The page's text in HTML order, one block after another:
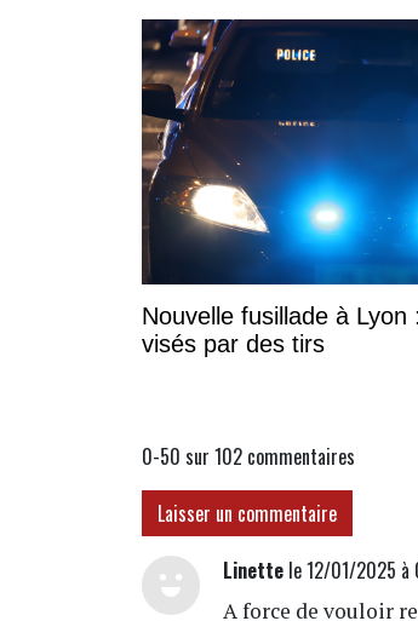
Nouvelle fusillade à
visés par des tirs
0-50 sur 102 commentaires
Laisser un commentaire
Linette le 12/01/2025 à
A force de vouloir